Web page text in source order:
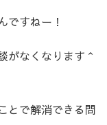
ですねー！
がなくなります＾
とで解消できる問